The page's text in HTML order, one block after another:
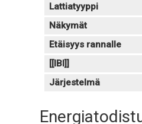
Lattiatyyppi
Näkymät
Etäisyys rannalle
[[IBI]]
Järjestelmä